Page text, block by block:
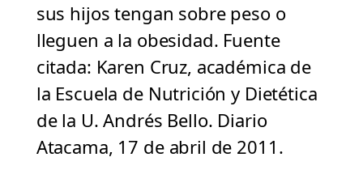
sus hijos tengan sobre peso o
lleguen a la obesidad. Fuente
citada: Karen Cruz, académica de
la Escuela de Nutrición y Dietética
de la U. Andrés Bello. Diario
Atacama, 17 de abril de 2011.